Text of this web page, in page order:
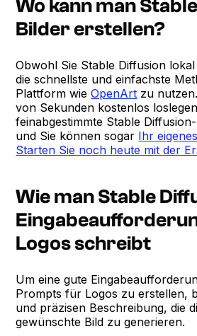
Wo kann man
Bilder erstellen?
Obwohl Sie Stable Diffusion
die schnellste und einfachste
Plattform wieOpenArt zu
von Sekunden kostenlos
feinabgestimmte Stable
und Sie können sogar Ihr
Starten Sie noch heute mit der
Wie man Stable
Logos schreibt
Um eine gute
Prompts für Logos zu erstellen,
und präzisen Beschreibung, die
gewünschte Bild zu generieren.